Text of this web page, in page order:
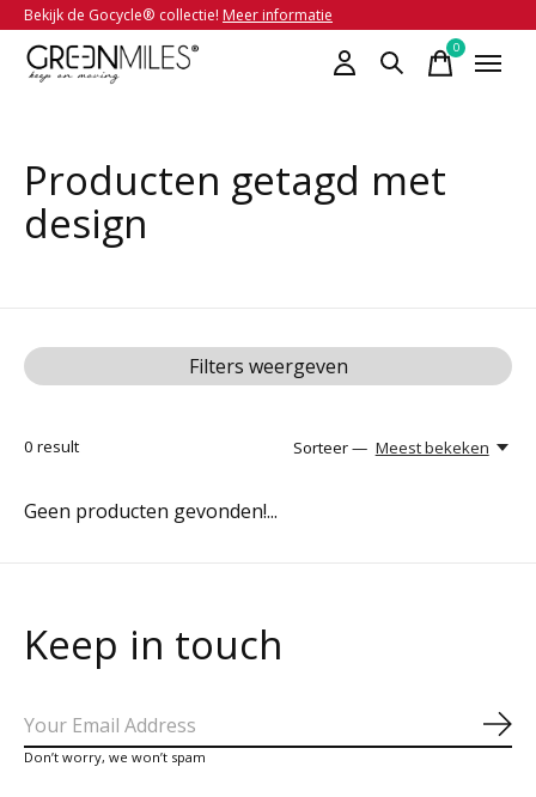
Bekijk de Gocycle® collectie! Meer informatie
0items
Producten getagd met
design
Filters weergeven
0 result Sorteer — Meest bekeken
Geen producten gevonden!...
Keep in touch
Don’t worry, we won’t spam